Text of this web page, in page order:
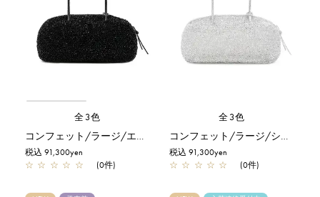
全3色
コンフェット/ラージ/エナメルブラック
税込 91,300yen
☆ ☆ ☆ ☆ ☆ (0件)
全3色
コンフェット/ラージ/シルバー
税込 91,300yen
☆ ☆ ☆ ☆ ☆ (0件)